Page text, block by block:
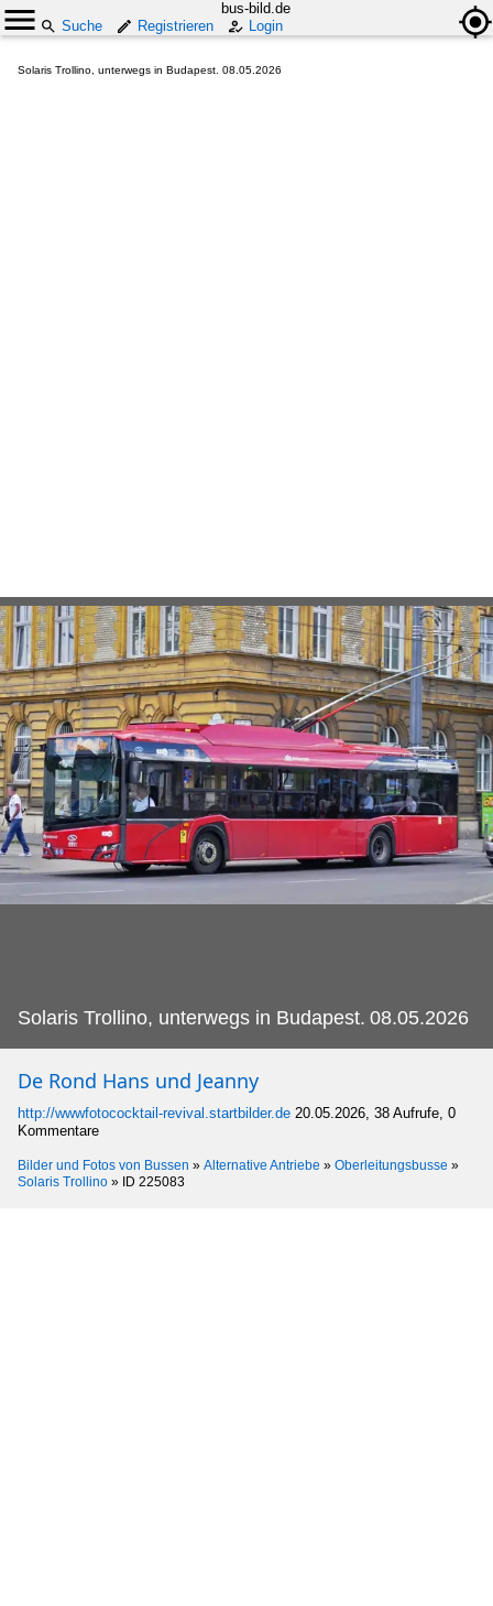
bus-bild.de
Suche
Registrieren Login
Solaris Trollino, unterwegs in Budapest. 08.05.2026
Solaris Trollino, unterwegs in Budapest. 08.05.2026
De Rond Hans und Jeanny
http://wwwfotococktail-revival.startbilder.de 20.05.2026, 38 Aufrufe, 0
Kommentare
Bilder und Fotos von Bussen » Alternative Antriebe » Oberleitungsbusse »
Solaris Trollino » ID 225083